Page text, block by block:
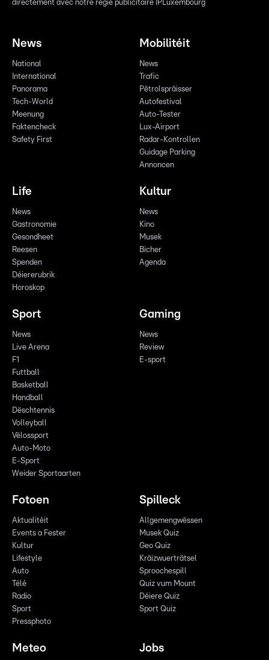
directement avec notre régie publicitaire IPLuxembourg
News
National
International
Panorama
Tech-World
Meenung
Faktencheck
Safety First
Mobilitéit
News
Trafic
Pëtrolspräisser
Autofestival
Auto-Tester
Lux-Airport
Radar-Kontrollen
Guidage Parking
Annoncen
Life
News
Gastronomie
Gesondheet
Reesen
Spenden
Déiererubrik
Horoskop
Kultur
News
Kino
Musek
Bicher
Agenda
Sport
News
Live Arena
F1
Futtball
Basketball
Handball
Dëschtennis
Volleyball
Vëlossport
Auto-Moto
E-Sport
Weider Sportaarten
Gaming
News
Review
E-sport
Fotoen
Aktualitéit
Events a Fester
Kultur
Lifestyle
Auto
Télé
Radio
Sport
Pressphoto
Spilleck
Allgemengwëssen
Musek Quiz
Geo Quiz
Kräizwuerträtsel
Sproochespill
Quiz vum Mount
Déiere Quiz
Sport Quiz
Meteo Jobs